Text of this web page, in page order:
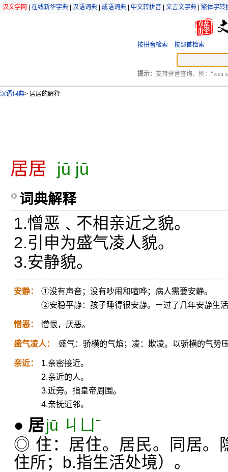
汉文学网 在线新华字典 汉语词典 成语词典 中文转拼音 文言文字典 繁体字转
按拼音检索 按部首检索
提示： 支持拼音查询，例：“wen
汉语词典> 居居的解释
居居 jū jū
词典解释
1.憎恶﹑不相亲近之貌。
2.引申为盛气凌人貌。
3.安静貌。
安静：
①没有声音；没有吵闹和喧哗；病人需要安静。
②安稳平静：孩子睡得很安静。ㄧ过了几年安静生
憎恶： 憎恨，厌恶。
盛气凌人： 盛气：骄横的气焰；凌：欺凌。以骄横的气势
亲近：
1.亲密接近。
2.亲近的人。
3.近旁。指皇帝周围。
4.亲抚近邻。
● 居jū ㄐㄩˉ
◎ 住：居住。居民。同居。
住所；b.指生活处境）。